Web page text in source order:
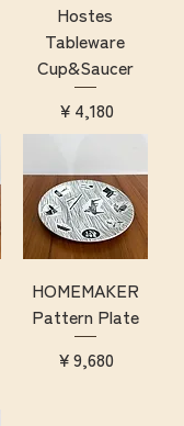
Hostes
Tableware
Cup&Saucer
価格
￥4,180
HOMEMAKER
Pattern Plate
価格
￥9,680